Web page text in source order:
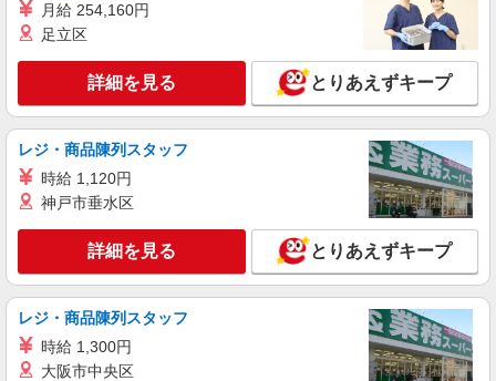
35万円(試用期間3ヶ月) 残業が発生した場合、残業
代を1分単位で別途支給します。 ※給与は経験や
前職給与に応じて決定します。
全国設計事務所健康保険組合 （東京都渋谷区
千駄ヶ谷2-37-9）
キープ 詳細を見る
アルバイト
コンパスグループ・ジャパン株式会社 21051_p
時給1,900円以上 試用期間中 時給1,900円以上
(試用期間2ヶ月) 残業が発生した場合、残業代を1
分単位で別途支給します。
全国設計事務所健康保険組合 （東京都渋谷区
千駄ヶ谷2-37-9）
キープ 詳細を見る
月給 254,160円
足立区
詳細を見る とりあえずキープ
レジ・商品陳列スタッフ
時給 1,120円
神戸市垂水区
詳細を見る とりあえずキープ
レジ・商品陳列スタッフ
時給 1,300円
大阪市中央区